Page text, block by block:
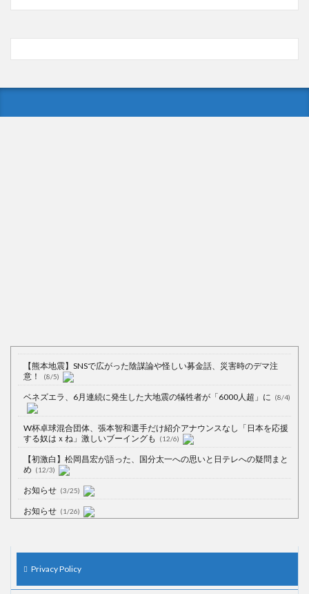
お知らせ
【中国】処理水の問題化狙うも不発？ASEAN関連会合で賛同
【熊本地震】SNSで広がった陰謀論や怪しい募金話、災害時のデマ注
意！
(8/5)
ベネズエラ、6月連続に発生した大地震の犠牲者が「6000人超」に (8/4)
W杯卓球混合団体、張本智和選手だけ紹介アナウンスなし「日本を応援
する奴はｘね」激しいブーイングも
(12/6)
【初激白】松岡昌宏が語った、国分太一への思いと日テレへの疑問まと
め (12/3)
お知らせ (3/25)
お知らせ (1/26)
(7/13)
Privacy Policy